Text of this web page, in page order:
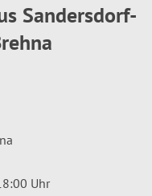
Sandersdorf-
Uhr